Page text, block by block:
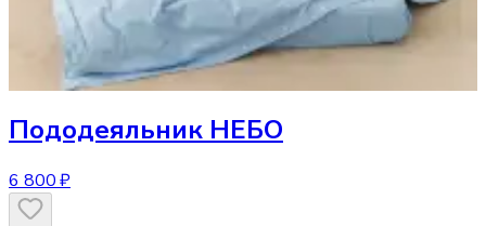
Пододеяльник НЕБО
6 800 ₽